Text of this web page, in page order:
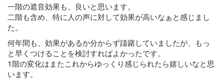
一階の遮音効果も、良いと思います。
二階も含め、特に人の声に対して効果が高いなぁと感じまし
た。
何年間も、効果があるか分からず躊躇していましたが、もっ
と早くつけることを検討すればよかったです。
1階の変化はまたこれからゆっくり感じられたら嬉しいなと思
います。